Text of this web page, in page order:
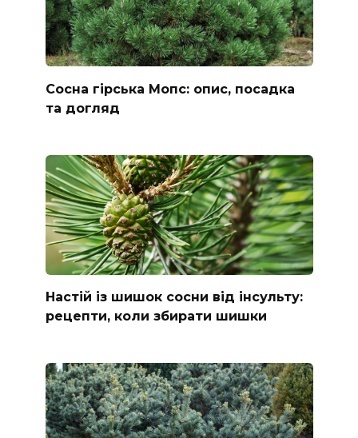
Сосна гірська Мопс: опис, посадка
та догляд
Настій із шишок сосни від інсульту:
рецепти, коли збирати шишки